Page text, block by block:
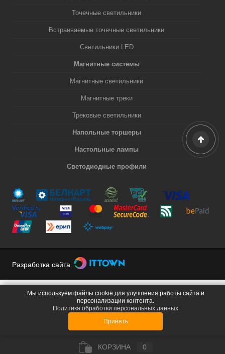
Точечные светильники
Встраиваемые точечные светильники
Светильники LED
Магнитные системы
Магнитные светильники
Магнитные треки
Трековые светильники
Напольные торшеры
Настольные лампы
Светодиодные профили
Разработка сайта
КОРЗИНА 0
Мы используем файлы cookie для улучшения работы сайта и
персонализации контента.
Политика обработки персональных данных
Принять